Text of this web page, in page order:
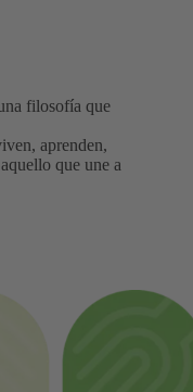
filosofía que
aprenden,
que une a